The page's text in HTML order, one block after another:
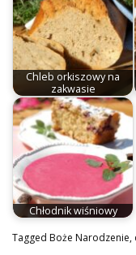
Chleb orkiszowy na
zakwasie
Chłodnik wiśniowy
Tagged Boże Narodzenie,